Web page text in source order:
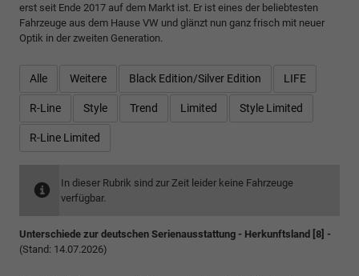
erst seit Ende 2017 auf dem Markt ist. Er ist eines der beliebtesten
Fahrzeuge aus dem Hause VW und glänzt nun ganz frisch mit neuer
Optik in der zweiten Generation.
Alle Weitere Black Edition/Silver Edition LIFE
R-Line Style Trend Limited Style Limited
R-Line Limited
In dieser Rubrik sind zur Zeit leider keine Fahrzeuge
verfügbar.
Unterschiede zur deutschen Serienausstattung - Herkunftsland [8] -
(Stand: 14.07.2026)